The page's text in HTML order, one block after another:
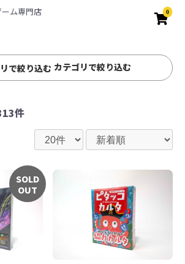
ム専門店 0
カテゴリで絞り込む
件
SOLD
OUT